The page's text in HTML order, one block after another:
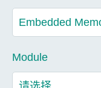
Module